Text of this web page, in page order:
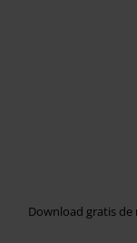
Download gratis